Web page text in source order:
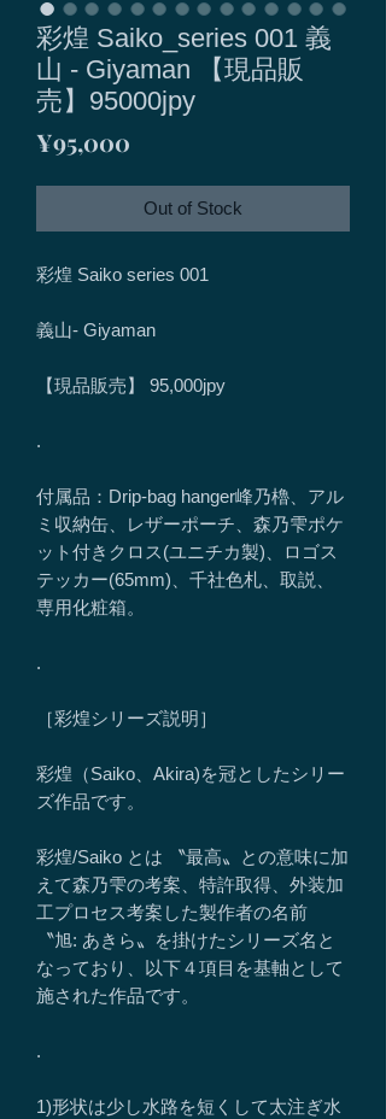
彩煌 Saiko_series 001 義
山 - Giyaman 【現品販
売】95000jpy
¥95,000
Out of Stock
彩煌 Saiko series 001
義山- Giyaman
【現品販売】 95,000jpy
.
付属品：Drip-bag hanger峰乃櫓、アル
ミ収納缶、レザーポーチ、森乃雫ポケ
ット付きクロス(ユニチカ製)、ロゴス
テッカー(65mm)、千社色札、取説、
専用化粧箱。
.
［彩煌シリーズ説明］
彩煌（Saiko、Akira)を冠としたシリー
ズ作品です。
彩煌/Saiko とは 〝最高〟との意味に加
えて森乃雫の考案、特許取得、外装加
工プロセス考案した製作者の名前
〝旭: あきら〟を掛けたシリーズ名と
なっており、以下４項目を基軸として
施された作品です。
.
1)形状は少し水路を短くして太注ぎ水